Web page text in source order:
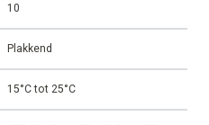
10
Plakkend
15°C tot 25°C